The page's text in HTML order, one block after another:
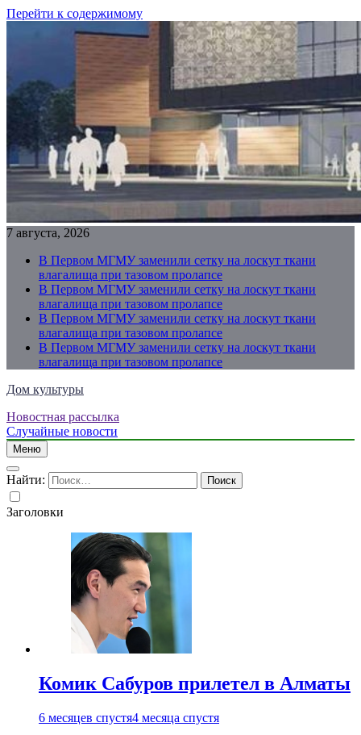
Перейти к содержимому
7 августа, 2026
В Первом МГМУ заменили сетку на лоскут ткани
влагалища при тазовом пролапсе
В Первом МГМУ заменили сетку на лоскут ткани
влагалища при тазовом пролапсе
В Первом МГМУ заменили сетку на лоскут ткани
влагалища при тазовом пролапсе
В Первом МГМУ заменили сетку на лоскут ткани
влагалища при тазовом пролапсе
Дом культуры
Just another WordPress site
Новостная рассылка
Случайные новости
Меню
Найти:
Заголовки
Комик Сабуров прилетел в Алматы
6 месяцев спустя4 месяца спустя